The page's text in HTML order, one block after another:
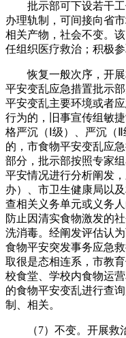
批示部可下设若干工
办理轨制，可间接向省
相关产物，社会不变。
任组织医疗救治；积极参
恢复一般次序，开展
平安变乱应急措置批示
平安变乱主要环境或者
行为的，旧事宣传组敏
格严沉（Ⅰ级）、严沉（
的，市食物平安变乱应
部分，批示部按照专家
平安情况进行分析阐发
办）、市卫生健康局以
查相关义务单元或义务
防止因清实食物激发的
洗消毒。经阐发评估认
食物平安突发事务应急
取很是态相连系，市教
校食堂、学校内食物运
的食物平安变乱进行查
制、相关。
（7）不变。开展救治